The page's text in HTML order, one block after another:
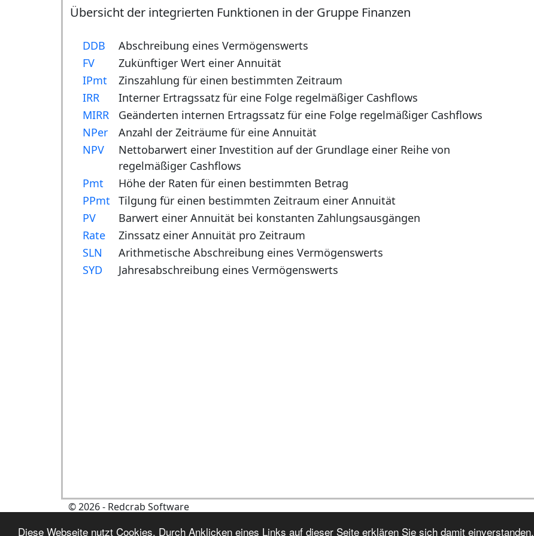
Diese Webseite nutzt Cookies. Durch Anklicken eines Links auf dieser Seite erklären Sie sich damit einverstanden.
Übersicht der integrierten Funktionen in der Gruppe Finanzen
DDB
Abschreibung eines Vermögenswerts
FV
Zukünftiger Wert einer Annuität
IPmt
Zinszahlung für einen bestimmten Zeitraum
IRR
Interner Ertragssatz für eine Folge regelmäßiger Cashflows
MIRR
Geänderten internen Ertragssatz für eine Folge regelmäßiger Cashflows
NPer
Anzahl der Zeiträume für eine Annuität
NPV
Nettobarwert einer Investition auf der Grundlage einer Reihe von
regelmäßiger Cashflows
Pmt
Höhe der Raten für einen bestimmten Betrag
PPmt
Tilgung für einen bestimmten Zeitraum einer Annuität
PV
Barwert einer Annuität bei konstanten Zahlungsausgängen
Rate
Zinssatz einer Annuität pro Zeitraum
SLN
Arithmetische Abschreibung eines Vermögenswerts
SYD
Jahresabschreibung eines Vermögenswerts
© 2026 - Redcrab Software